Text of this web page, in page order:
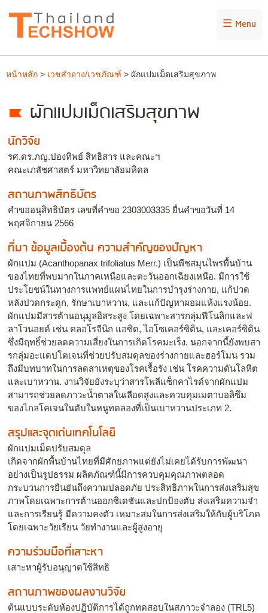
☰ Menu
หน้าหลัก > เวชสำอาง/เวชภัณฑ์ > ผักแปมเม็ดเสริมสุขภาพ
ผักแปมเม็ดเสริมสุขภาพ
นักวิจัย
รศ.ดร.ภญ.ปองทิพย์ สิทธิสาร และคณะฯ
คณะเภสัชศาสตร์ มหาวิทยาลัยมหิดล
สถานภาพสิทธิบัตร
คำขออนุสิทธิบัตร เลขที่คำขอ 2303003335 ยื่นคำขอวันที่ 14
พฤศจิกายน 2566
ที่มา ข้อมูลเบื้องต้น ความสำคัญของปัญหา
ผักแปม (Acanthopanax trifoliatus Merr.) เป็นพืชสมุนไพรพื้นบ้าน
ของไทยที่พบมากในภาคเหนือและตะวันออกเฉียงเหนือ. มีการใช้
ประโยชน์ในทางการแพทย์แผนไทยในการบำรุงร่างกาย, แก้ปวด
หลังปวดกระดูก, รักษาเบาหวาน, และแก้ปัญหาผอมแห้งแรงน้อย.
ผักแปมมีสารต้านอนุมูลอิสระสูง โดยเฉพาะสารกลุ่มฟีโนลิกและฟ
ลาโวนอยด์ เช่น คลอโรจีนิก แอซิด, ไอโซเคอร์ซิติน, และเคอร์ซิติน
ซึ่งมีฤทธิ์ช่วยลดความเสี่ยงในการเกิดโรคมะเร็ง. นอกจากนี้ยังพบสา
รกลุ่มอะแดปโตเจนที่ช่วยปรับสมดุลของร่างกายและฮอร์โมน รวม
ถึงมีบทบาทในการลดสาเหตุของโรคเรื้อรัง เช่น โรคความดันโลหิต
และเบาหวาน. งานวิจัยยังระบุว่าสารโพลีแซ็กคาไรด์จากผักแปม
สามารถช่วยลดภาวะน้ำตาลในเลือดสูงและควบคุมเมตาบอลิซึม
ของไกลโคเจนในตับในหนูทดลองที่เป็นเบาหวานประเภท 2.
สรุปและจุดเด่นเทคโนโลยี
ผักแปมเม็ดปรับสมดุล
เกิดจากผักพื้นบ้านไทยที่มีศักยภาพแต่ยังไม่เคยได้รับการพัฒนา
อย่างเป็นรูปธรรม ผลิตภัณฑ์นี้มีการควบคุมคุณภาพตลอด
กระบวนการยืนยันถึงความปลอดภัย ประสิทธิภาพในการส่งเสริมสุข
ภาพโดยเฉพาะการต้านออกซิเดชันและปกป้องตับ ส่งเสริมความจำ
และการเรียนรู้ มีความคงตัว เหมาะสมในการส่งเสริมให้กับผู้บริโภค
โดยเฉพาะวัยเรียน วัยทำงานและผู้สูงอายุ
ความร่วมมือที่เสาะหา
เสาะหาผู้รับอนุญาตใช้สิทธิ
สถานภาพของผลงานวิจัย
ต้นแบบระดับห้องปฏิบัติการได้ถูกทดสอบในสภาวะจำลอง (TRL5)